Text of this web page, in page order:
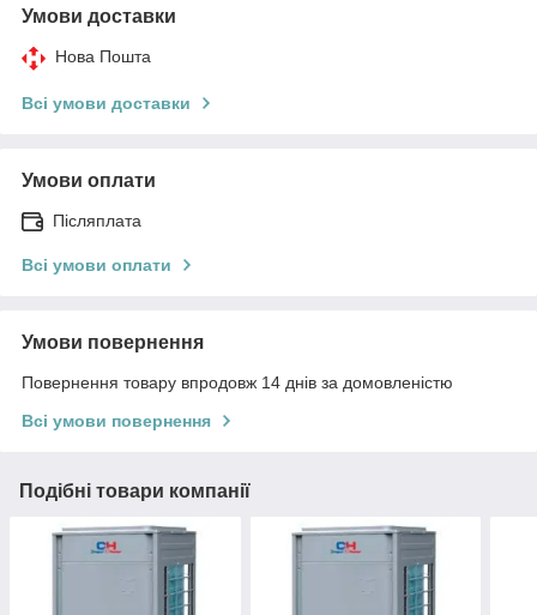
Умови доставки
Нова Пошта
Всі умови доставки
Умови оплати
Післяплата
Всі умови оплати
Умови повернення
Повернення товару впродовж 14 днів за домовленістю
Всі умови повернення
Подібні товари компанії